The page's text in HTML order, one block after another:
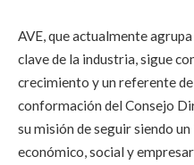
AVE, que actualmente
clave de la industria, sigue
crecimiento y un referente
conformación del Consejo
su misión de seguir siendo
económico, social y